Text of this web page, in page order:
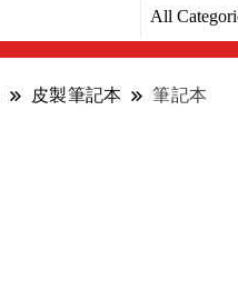
皮製筆記本 筆記本